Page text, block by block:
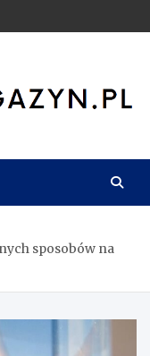
sposobów na